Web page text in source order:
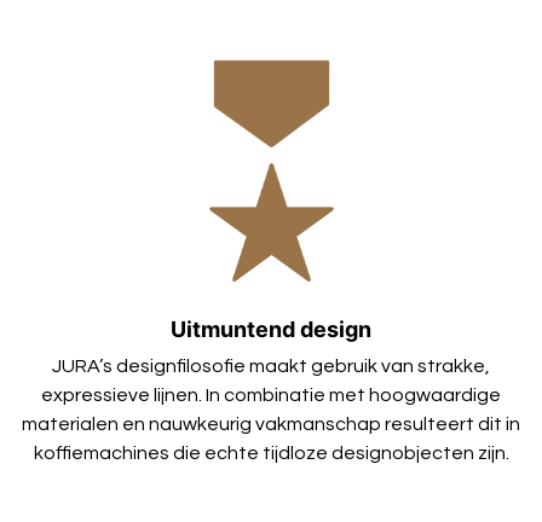
Uitmuntend design
JURA’s designfilosofie maakt gebruik van strakke,
expressieve lijnen. In combinatie met hoogwaardige
materialen en nauwkeurig vakmanschap resulteert dit in
koffiemachines die echte tijdloze designobjecten zijn.